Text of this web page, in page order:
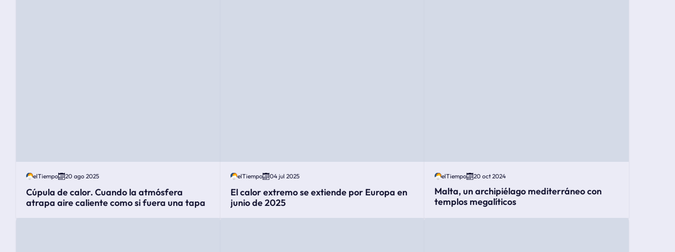
elTiempo 20 ago 2025
Cúpula de calor. Cuando la atmósfera
atrapa aire caliente como si fuera una tapa
elTiempo 04 jul 2025
El calor extremo se extiende por Europa en
junio de 2025
elTiempo 20 oct 2024
Malta, un archipiélago mediterráneo con
templos megalíticos